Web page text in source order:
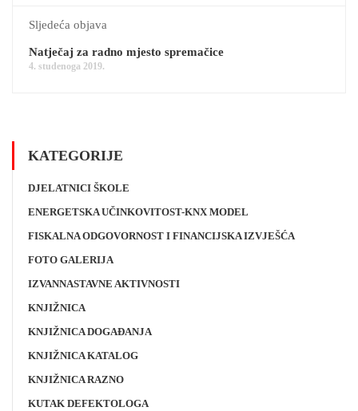
Sljedeća objava
Natječaj za radno mjesto spremačice
4. studenoga 2019.
KATEGORIJE
DJELATNICI ŠKOLE
ENERGETSKA UČINKOVITOST-KNX MODEL
FISKALNA ODGOVORNOST I FINANCIJSKA IZVJEŠĆA
FOTO GALERIJA
IZVANNASTAVNE AKTIVNOSTI
KNJIŽNICA
KNJIŽNICA DOGAĐANJA
KNJIŽNICA KATALOG
KNJIŽNICA RAZNO
KUTAK DEFEKTOLOGA